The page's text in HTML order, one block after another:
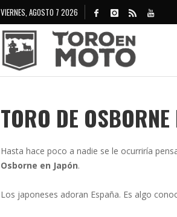
VIERNES, AGOSTO 7 2026
TORO DE OSBORNE
Hasta hace poco a nadie se le ocurriría
Osborne en Japón.
Los japoneses adoran España. Es algo